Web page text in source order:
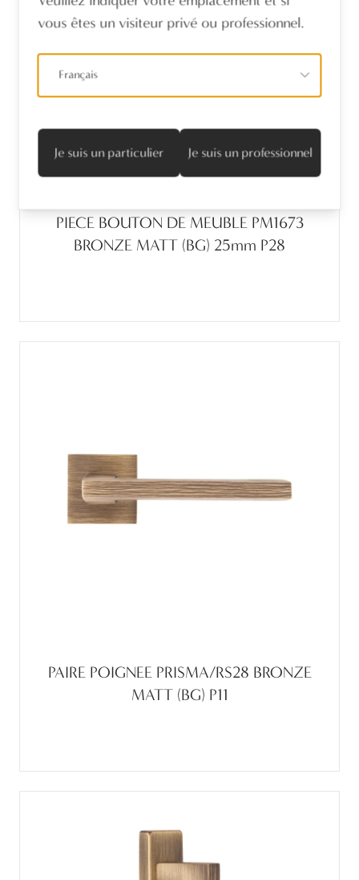
PIECE BOUTON DE MEUBLE PM1673
BRONZE MATT (BG) 25mm P28
PAIRE POIGNEE PRISMA/RS28 BRONZE
MATT (BG) P11
vous êtes un visiteur privé ou professionnel.
Français
Je suis un particulier Je suis un professionnel